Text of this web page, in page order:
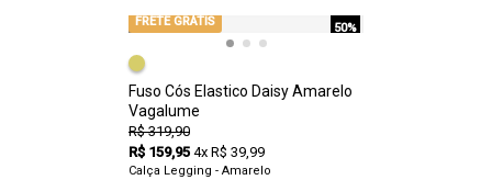
50%
FRETE GRÁTIS
Fuso Cós Elastico Daisy Amarelo
Vagalume
R$ 319,90
R$ 159,95 4x R$ 39,99
Calça Legging - Amarelo